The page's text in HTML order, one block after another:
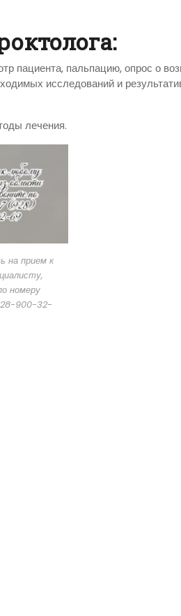
пациента, пальпацию, опрос о
исследований и
лечения.
на прием к
номеру
900-32-